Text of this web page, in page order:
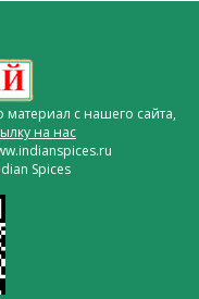
материал с нашего сайта,
на нас
Spices